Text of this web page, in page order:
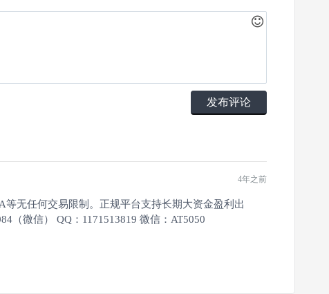
发布评论
4年之前
无任何交易限制。正规平台支持长期大资金盈利出
微信） QQ：1171513819 微信：AT5050